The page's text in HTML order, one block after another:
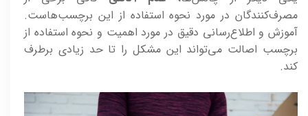
مصرف‌کنندگان در مورد نحوه استفاده از این برچسب‌هاست.
آموزش و اطلاع‌رسانی دقیق در مورد اهمیت و نحوه استفاده از
برچسب اصالت می‌تواند این مشکل را تا حد زیادی برطرف
کند.